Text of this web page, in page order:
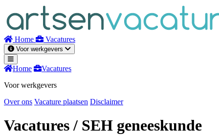
inhoud
Home Vacatures
Voor werkgevers
Home
Vacatures
Voor werkgevers
Over ons Vacature plaatsen Disclaimer
Vacatures/ SEH geneeskunde